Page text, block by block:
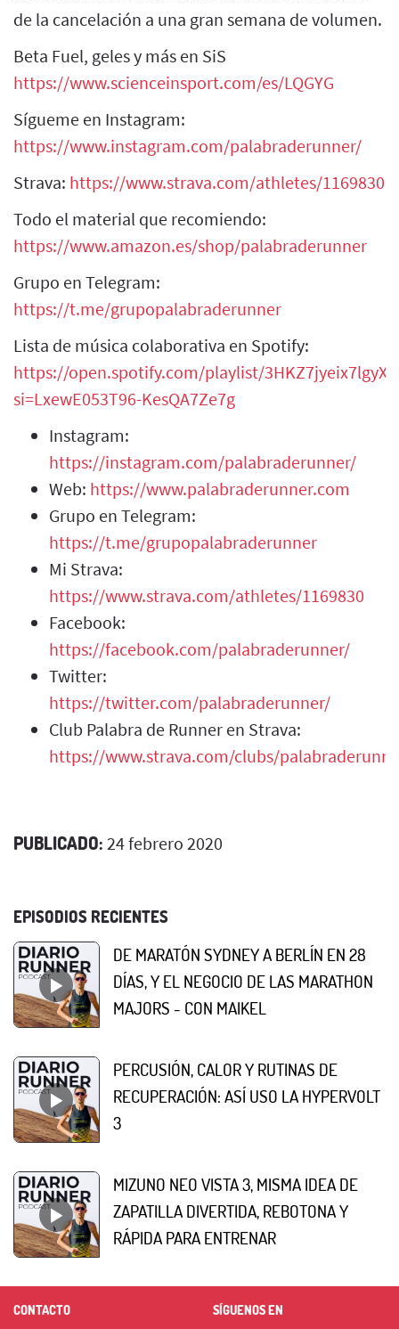
de la cancelación a una gran semana de volumen.
Beta Fuel, geles y más en SiS
https://www.scienceinsport.com/es/LQGYG
Sígueme en Instagram:
https://www.instagram.com/palabraderunner/
Strava: https://www.strava.com/athletes/1169830
Todo el material que recomiendo:
https://www.amazon.es/shop/palabraderunner
Grupo en Telegram:
https://t.me/grupopalabraderunner
Lista de música colaborativa en Spotify:
https://open.spotify.com/playlist/
si=LxewE053T96-KesQA7Ze7g
Instagram:
https://instagram.com/palabraderunner/
Web: https://www.palabraderunner.com
Grupo en Telegram:
https://t.me/grupopalabraderunner
Mi Strava:
https://www.strava.com/athletes/1169830
Facebook:
https://facebook.com/palabraderunner/
Twitter:
https://twitter.com/palabraderunner/
Club Palabra de Runner en Strava:
https://www.strava.com/clubs/
PUBLICADO: 24 febrero 2020
EPISODIOS RECIENTES
DE MARATÓN SYDNEY A BERLÍN EN 28
DÍAS, Y EL NEGOCIO DE LAS MARATHON
MAJORS - CON MAIKEL
PERCUSIÓN, CALOR Y RUTINAS DE
RECUPERACIÓN: ASÍ USO LA HYPERVOLT
3
MIZUNO NEO VISTA 3, MISMA IDEA DE
ZAPATILLA DIVERTIDA, REBOTONA Y
RÁPIDA PARA ENTRENAR
CONTACTO SÍGUENOS EN